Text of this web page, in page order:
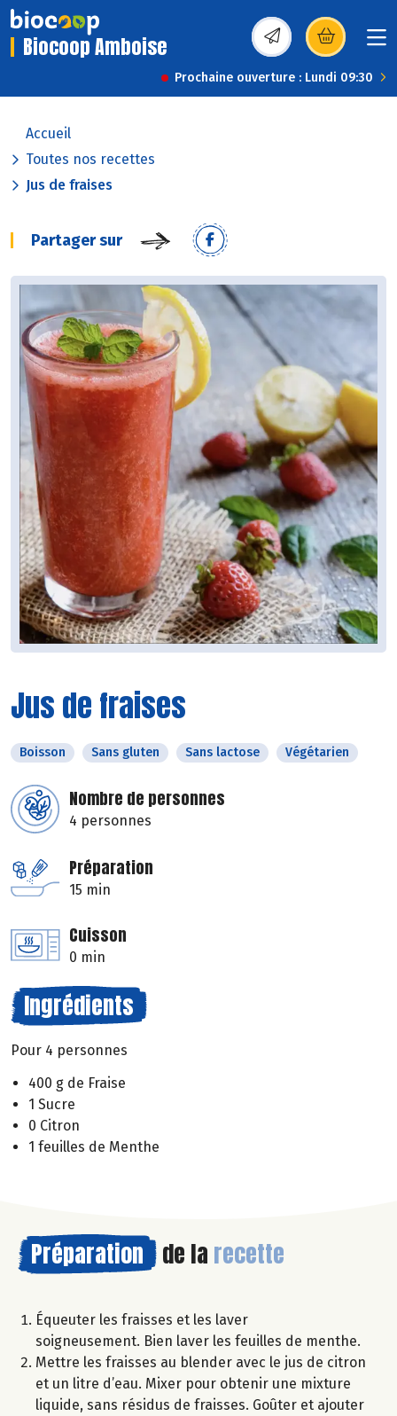
Biocoop Amboise (s’ouvre dans une
Prochaine ouverture : Lundi 09:30
Accueil
Toutes nos recettes
Jus de fraises
Partager sur
Jus de fraises
Boisson Sans gluten Sans lactose Végétarien
Nombre de personnes
4 personnes
Préparation
15 min
Cuisson
0 min
Ingrédients
Pour 4 personnes
400 g de Fraise
1 Sucre
0 Citron
1 feuilles de Menthe
Préparation de la recette
Équeuter les fraisses et les laver
soigneusement. Bien laver les feuilles de menthe.
Mettre les fraisses au blender avec le jus de citron
et un litre d’eau. Mixer pour obtenir une mixture
liquide, sans résidus de fraisses. Goûter et ajouter